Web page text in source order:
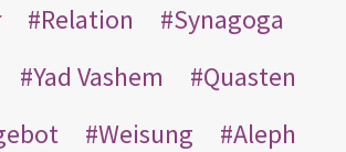
Relation
Synagoga
Yad Vashem
Quasten
Weisung
Aleph